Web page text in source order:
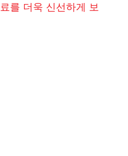
를 더욱 신선하게 보